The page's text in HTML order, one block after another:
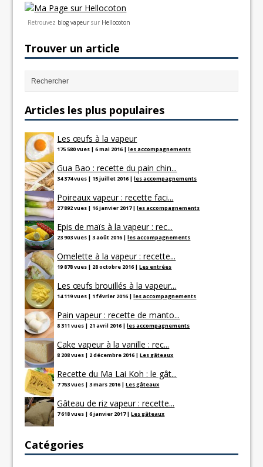
Retrouvez blog vapeur sur Hellocoton
Trouver un article
Articles les plus populaires
Les œufs à la vapeur
175 580 vues |6 mai 2016 |les accompagnements
Gua Bao : recette du pain chin...
34 374 vues | 15 juillet 2016 |les accompagnements
Poireaux vapeur : recette faci...
27 892 vues | 16 janvier 2017|les accompagnements
Epis de maïs à la vapeur : rec...
23 903 vues |3 août 2016 |les accompagnements
Omelette à la vapeur : recette...
19 878 vues | 28 octobre 2016 |Les entrées
Les œufs brouillés à la vapeur...
14 119 vues | 1 février 2016 |les accompagnements
Pain vapeur : recette de manto...
8 311 vues | 21 avril 2016 |les accompagnements
Cake vapeur à la vanille : rec...
8 208 vues | 2 décembre 2016 |Les gâteaux
Recette du Ma Lai Koh : le gât...
7 763 vues |3 mars 2016 |Les gâteaux
Gâteau de riz vapeur : recette...
7 618 vues |6 janvier 2017|Les gâteaux
Catégories